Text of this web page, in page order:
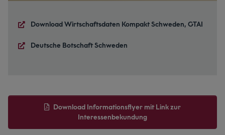
Download Wirtschaftsdaten Kompakt Schweden, GTAI
Deutsche Botschaft Schweden
Download Informationsflyer mit Link zur
Interessenbekundung